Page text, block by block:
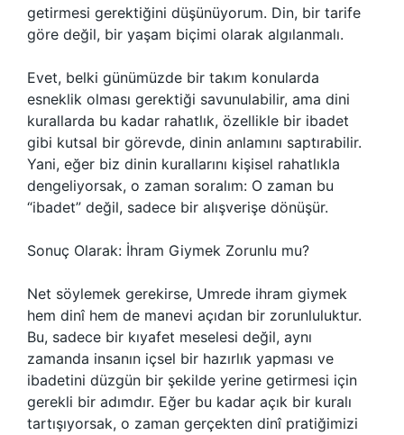
getirmesi gerektiğini düşünüyorum. Din, bir tarife
göre değil, bir yaşam biçimi olarak algılanmalı.
Evet, belki günümüzde bir takım konularda
esneklik olması gerektiği savunulabilir, ama dini
kurallarda bu kadar rahatlık, özellikle bir ibadet
gibi kutsal bir görevde, dinin anlamını saptırabilir.
Yani, eğer biz dinin kurallarını kişisel rahatlıkla
dengeliyorsak, o zaman soralım: O zaman bu
“ibadet” değil, sadece bir alışverişe dönüşür.
Sonuç Olarak: İhram Giymek Zorunlu mu?
Net söylemek gerekirse, Umrede ihram giymek
hem dinî hem de manevi açıdan bir zorunluluktur.
Bu, sadece bir kıyafet meselesi değil, aynı
zamanda insanın içsel bir hazırlık yapması ve
ibadetini düzgün bir şekilde yerine getirmesi için
gerekli bir adımdır. Eğer bu kadar açık bir kuralı
tartışıyorsak, o zaman gerçekten dinî pratiğimizi